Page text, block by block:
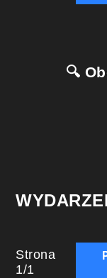
🔍
Strona
1/1